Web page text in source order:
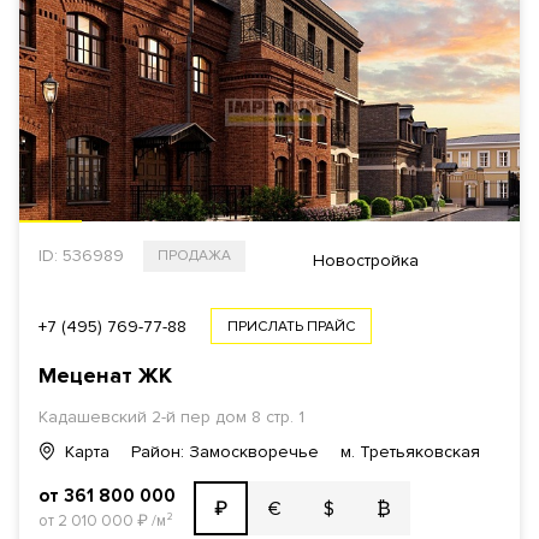
ПОКАЗАТЬ2
Еще фильтры
ID: 536989 ПРОДАЖА Новостройка
+7 (495) 769-77-88 ПРИСЛАТЬ ПРАЙС
Меценат ЖК
Кадашевский 2-й пер дом 8 стр. 1
Карта
Район: Замоскворечье м. Третьяковская
от 361 800 000
от 2 010 000 ₽/м² ₽ € $ ₿